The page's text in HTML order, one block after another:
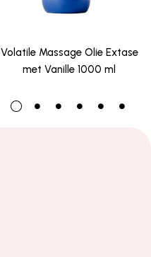
Volatile Massage Olie Extase
met Vanille 1000 ml